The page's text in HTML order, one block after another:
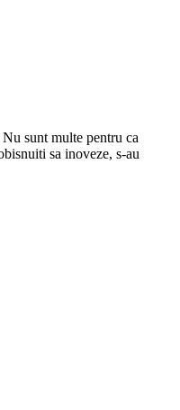
sunt multe pentru ca
sa inoveze, s-au